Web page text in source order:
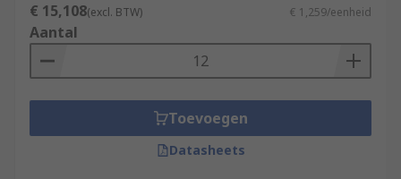
€ 15,108(excl. BTW) € 1,259/eenheid
Aantal
Toevoegen
Datasheets